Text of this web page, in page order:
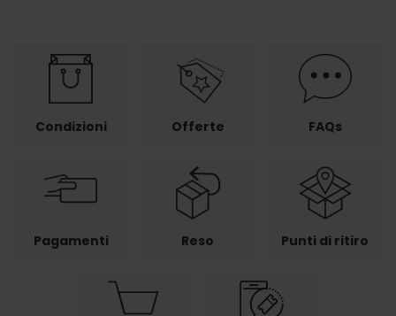
Condizioni Offerte FAQs
Pagamenti Reso Punti di ritiro